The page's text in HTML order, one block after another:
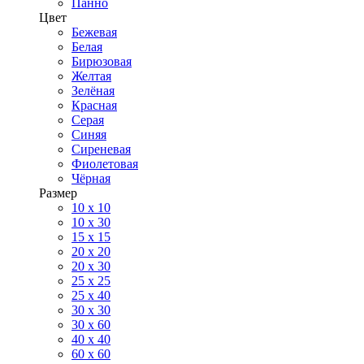
Панно
Цвет
Бежевая
Белая
Бирюзовая
Желтая
Зелёная
Красная
Серая
Синяя
Сиреневая
Фиолетовая
Чёрная
Размер
10 х 10
10 x 30
15 x 15
20 х 20
20 x 30
25 x 25
25 x 40
30 x 30
30 х 60
40 х 40
60 х 60